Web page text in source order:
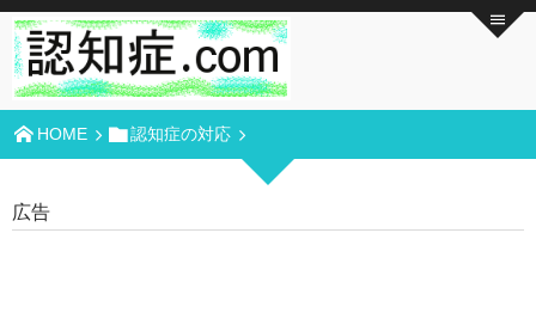
HOME 認知症の対応
広告